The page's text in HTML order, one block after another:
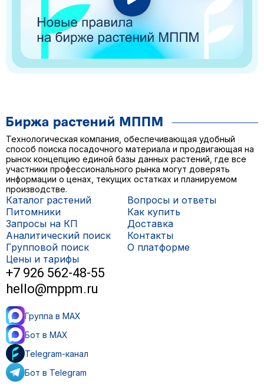
Технологическая компания, обеспечивающая удобный
способ поиска посадочного материала и продвигающая на
рынок концепцию единой базы данных растений, где все
участники профессионального рынка могут доверять
информации о ценах, текущих остатках и планируемом
производстве.
Каталог растений
Питомники
Запросы на КП
Аналитический поиск
Групповой поиск
Цены и тарифы
Вопросы и ответы
Как купить
Доставка
Контакты
О платформе
+7 926 562-48-55
hello@mppm.ru
Группа в MAX
Бот в MAX
Telegram-канал
Бот в Telegram